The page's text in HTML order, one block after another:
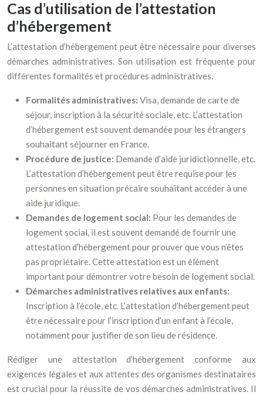
Cas d’utilisation de l’attestation
d’hébergement
L’attestation d’hébergement peut être nécessaire pour diverses
démarches administratives. Son utilisation est fréquente pour
différentes formalités et procédures administratives.
Formalités administratives: Visa, demande de carte de
séjour, inscription à la sécurité sociale, etc. L’attestation
d’hébergement est souvent demandée pour les étrangers
souhaitant séjourner en France.
Procédure de justice: Demande d’aide juridictionnelle, etc.
L’attestation d’hébergement peut être requise pour les
personnes en situation précaire souhaitant accéder à une
aide juridique.
Demandes de logement social: Pour les demandes de
logement social, il est souvent demandé de fournir une
attestation d’hébergement pour prouver que vous n’êtes
pas propriétaire. Cette attestation est un élément
important pour démontrer votre besoin de logement social.
Démarches administratives relatives aux enfants:
Inscription à l’école, etc. L’attestation d’hébergement peut
être nécessaire pour l’inscription d’un enfant à l’école,
notamment pour justifier de son lieu de résidence.
Rédiger une attestation d’hébergement conforme aux
exigences légales et aux attentes des organismes destinataires
est crucial pour la réussite de vos démarches administratives. Il